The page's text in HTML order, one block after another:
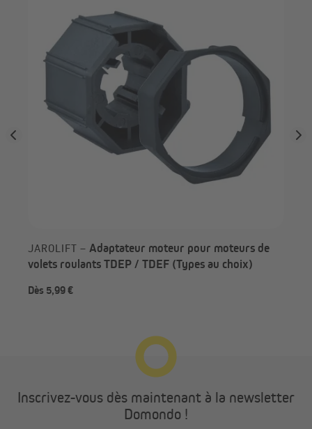
JAROLIFT – Adaptateur moteur pour moteurs de
volets roulants TDEP / TDEF (Types au choix)
Dès 5,99 €
Inscrivez-vous dès maintenant à la newsletter
Domondo !